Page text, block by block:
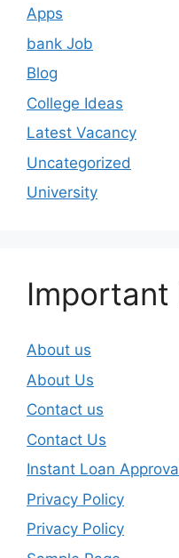
Apps
bank Job
Blog
College Ideas
Latest Vacancy
Uncategorized
University
Important
About us
About Us
Contact us
Contact Us
Instant Loan
Privacy Policy
Privacy Policy